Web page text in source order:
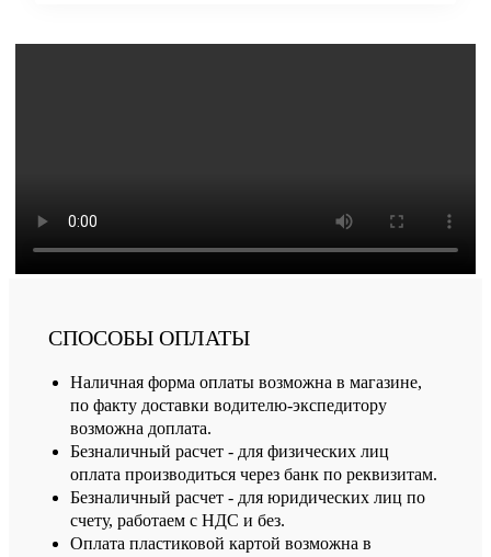
СПОСОБЫ ОПЛАТЫ
Наличная форма оплаты возможна в магазине,
по факту доставки водителю-экспедитору
возможна доплата.
Безналичный расчет - для физических лиц
оплата производиться через банк по реквизитам.
Безналичный расчет - для юридических лиц по
счету, работаем с НДС и без.
Оплата пластиковой картой возможна в